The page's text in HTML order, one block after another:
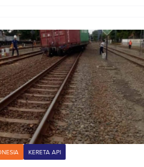
KERETA API